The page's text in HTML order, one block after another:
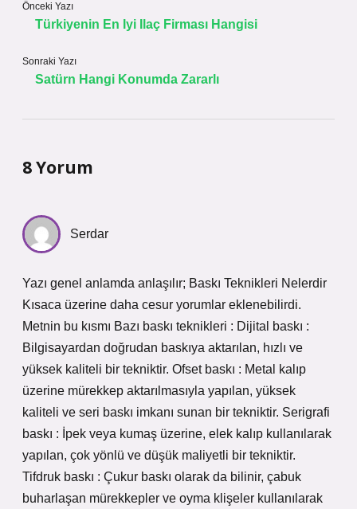
Önceki Yazı
Türkiyenin En Iyi Ilaç Firması Hangisi
Sonraki Yazı
Satürn Hangi Konumda Zararlı
8 Yorum
Serdar
Yazı genel anlamda anlaşılır; Baskı Teknikleri Nelerdir
Kısaca üzerine daha cesur yorumlar eklenebilirdi.
Metnin bu kısmı Bazı baskı teknikleri : Dijital baskı :
Bilgisayardan doğrudan baskıya aktarılan, hızlı ve
yüksek kaliteli bir tekniktir. Ofset baskı : Metal kalıp
üzerine mürekkep aktarılmasıyla yapılan, yüksek
kaliteli ve seri baskı imkanı sunan bir tekniktir. Serigrafi
baskı : İpek veya kumaş üzerine, elek kalıp kullanılarak
yapılan, çok yönlü ve düşük maliyetli bir tekniktir.
Tifdruk baskı : Çukur baskı olarak da bilinir, çabuk
buharlaşan mürekkepler ve oyma klişeler kullanılarak